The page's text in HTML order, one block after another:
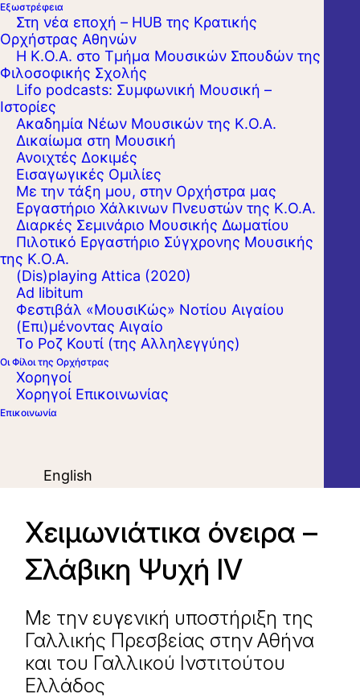
Εξωστρέφεια
Στη νέα εποχή – HUB της Κρατικής
Ορχήστρας Αθηνών
Η Κ.Ο.Α. στο Τμήμα Μουσικών Σπουδών της
Φιλοσοφικής Σχολής
Lifo podcasts: Συμφωνική Μουσική –
Ιστορίες
Ακαδημία Νέων Μουσικών της Κ.Ο.Α.
Δικαίωμα στη Μουσική
Ανοιχτές Δοκιμές
Εισαγωγικές Ομιλίες
Με την τάξη μου, στην Ορχήστρα μας
Εργαστήριo Χάλκινων Πνευστών της Κ.Ο.Α.
Διαρκές Σεμινάριο Μουσικής Δωματίου
Πιλοτικό Εργαστήριο Σύγχρονης Μουσικής
της Κ.Ο.Α.
(Dis)playing Attica (2020)
Ad libitum
Φεστιβάλ «ΜουσιΚώς» Νοτίου Αιγαίου
(Επι)μένοντας Αιγαίο
Το Ροζ Κουτί (της Αλληλεγγύης)
Οι Φίλοι της Ορχήστρας
Χορηγοί
Χορηγοί Επικοινωνίας
Επικοινωνία
English
Χειμωνιάτικα όνειρα –
Σλάβικη Ψυχή IV
Με την ευγενική υποστήριξη της
Γαλλικής Πρεσβείας στην Αθήνα
και του Γαλλικού Ινστιτούτου
Ελλάδος